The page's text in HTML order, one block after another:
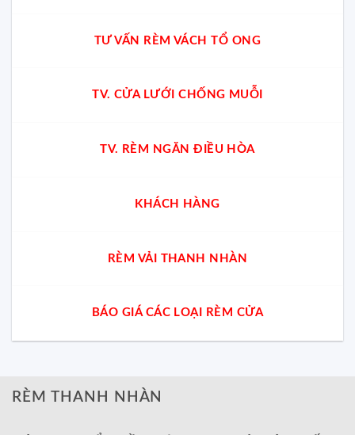
TƯ VẤN RÈM VÁCH TỔ ONG
TV. CỬA LƯỚI CHỐNG MUỖI
TV. RÈM NGĂN ĐIỀU HÒA
KHÁCH HÀNG
RÈM VẢI THANH NHÀN
BÁO GIÁ CÁC LOẠI RÈM CỬA
RÈM THANH NHÀN